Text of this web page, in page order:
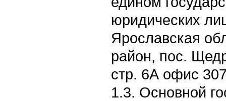
юридических
Ярославская
район, пос.
стр. 6А офис
1.3. Основной